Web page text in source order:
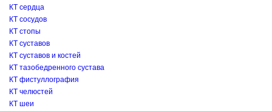
КТ сердца
КТ сосудов
КТ стопы
КТ суставов
КТ суставов и костей
КТ тазобедренного сустава
КТ фистуллография
КТ челюстей
КТ шеи